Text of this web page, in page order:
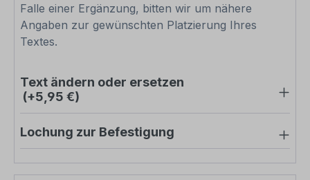
Falle einer Ergänzung, bitten wir um nähere
Angaben zur gewünschten Platzierung Ihres
Textes.
Text ändern oder ersetzen
(+5,95 €)
Lochung zur Befestigung